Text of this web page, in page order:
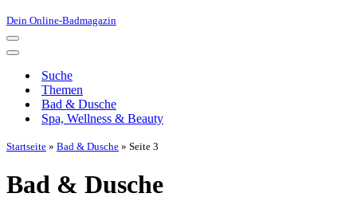
Dein Online-Badmagazin
Navigationsmenü
Navigationsmenü
Suche
Themen
Bad & Dusche
Spa, Wellness & Beauty
Startseite » Bad & Dusche » Seite 3
Bad & Dusche